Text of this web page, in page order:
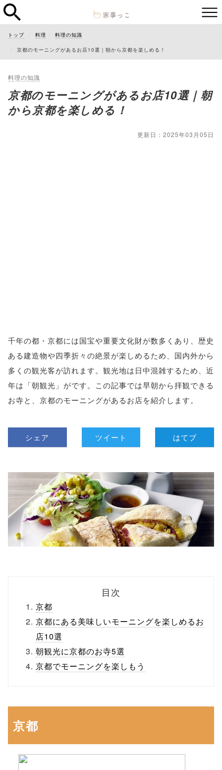
トップ 料理 料理の知識
京都のモーニングがあるお店10選｜朝から京都を楽しめる！
料理の知識
京都のモーニングがあるお店10選｜朝
から京都を楽しめる！
更新日：2025年03月05日
千年の都・京都には国宝や重要文化財が数多くあり、歴史
ある建造物や四季折々の絶景が楽しめるため、国内外から
多くの観光客が訪れます。観光地は日中混雑するため、近
年は「朝観光」がです。この記事では早朝から拝観できる
お寺と、京都のモーニングがあるお店を紹介します。
シェア ツイート はてブ
目次
京都
京都にある美味しいモーニングを楽しめるお
店10選
朝観光に京都のお寺5選
京都でモーニングを楽しもう
京都